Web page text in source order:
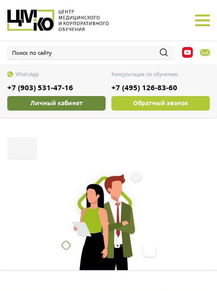
WhatsApp
+7 (903) 531-47-16
Консультация по обучению:
+7 (495) 126-83-60
Личный кабинет Обратный звонок